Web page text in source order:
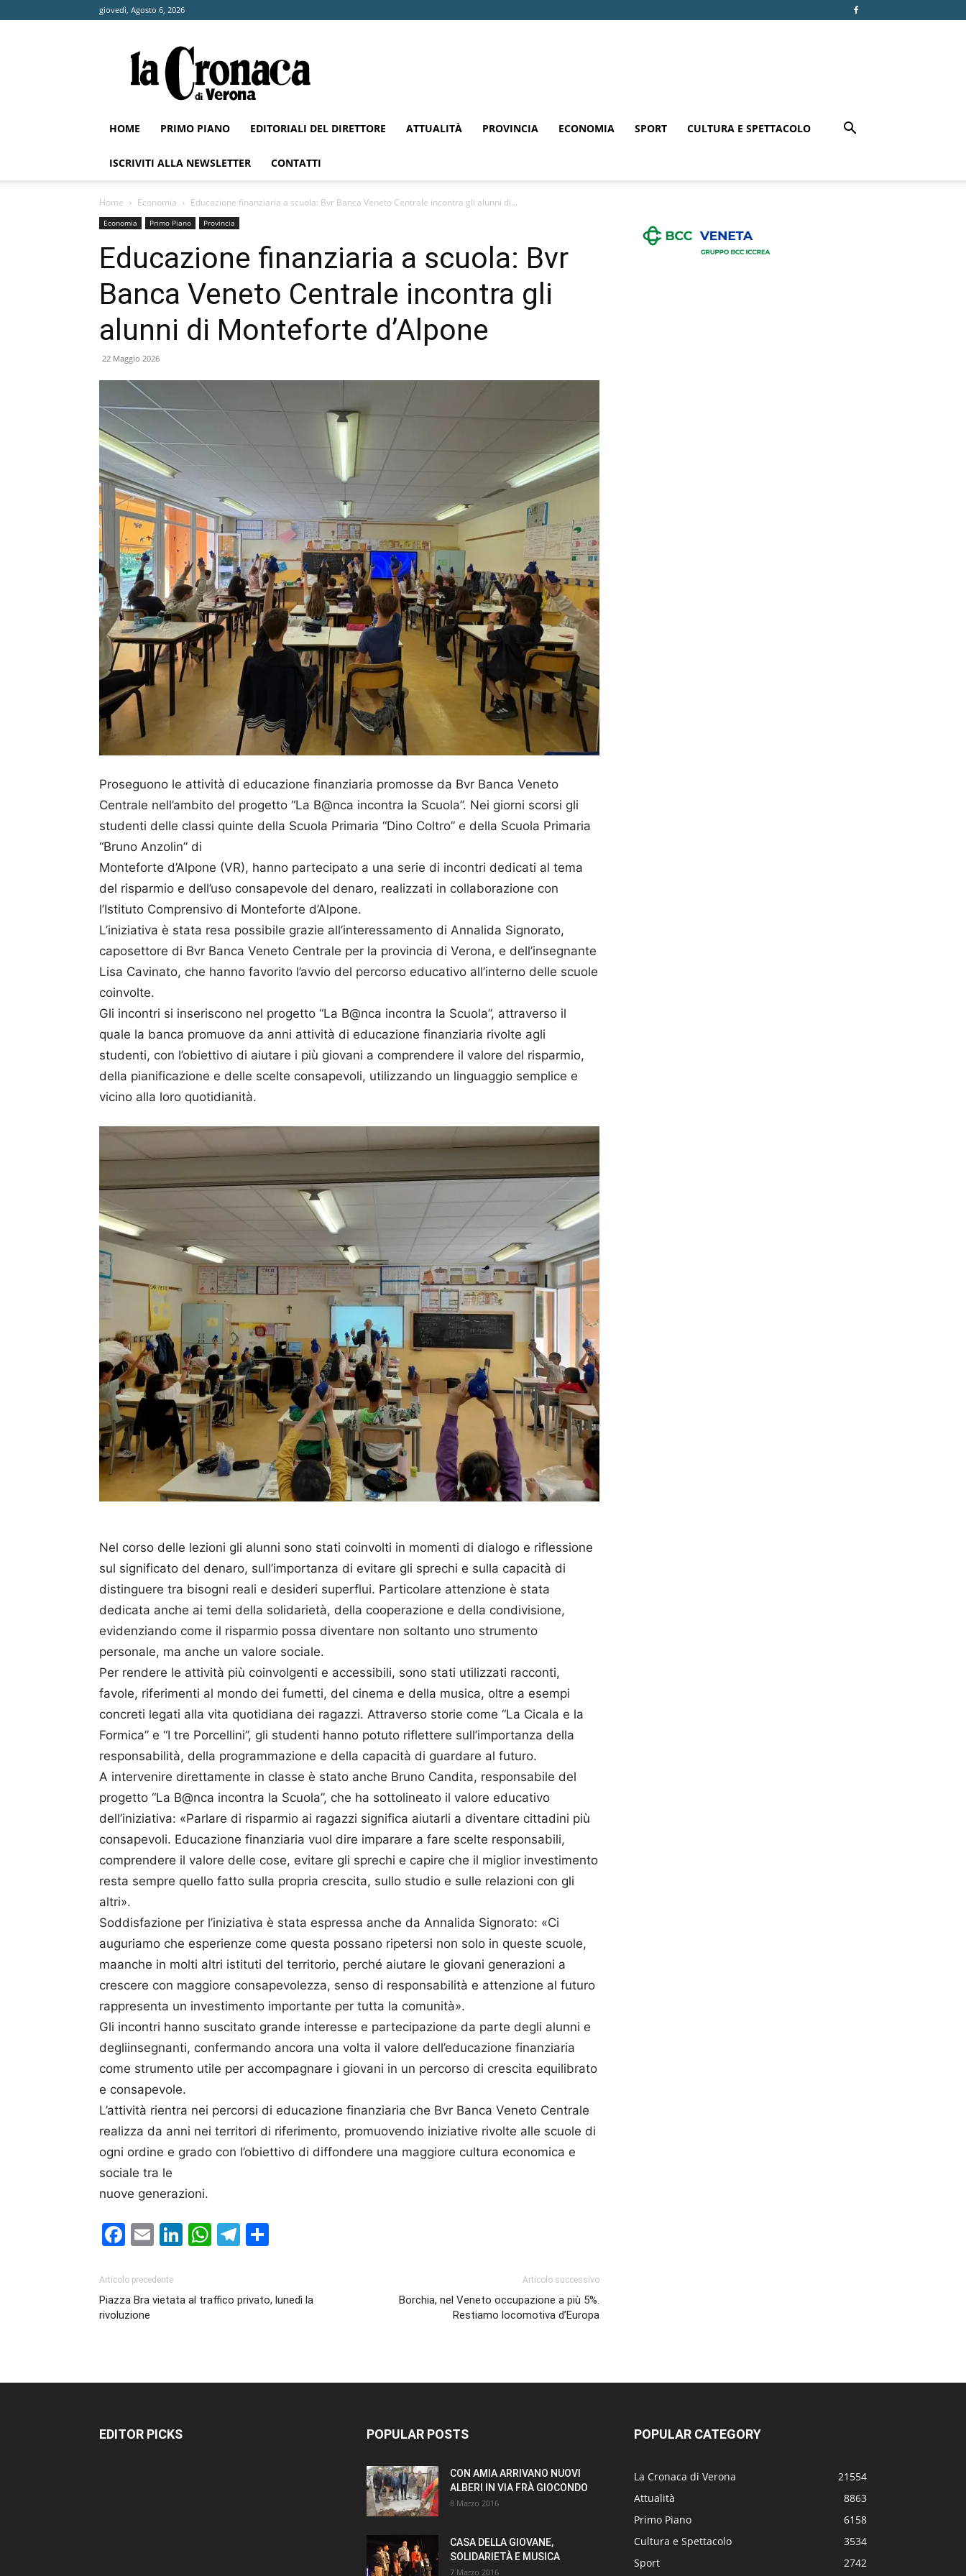
giovedì, Agosto 6, 2026
Cronaca
di
Verona
HOME PRIMO PIANO EDITORIALI DEL DIRETTORE ATTUALITÀ PROVINCIA ECONOMIA SPORT CULTURA E SPETTACOLO
ISCRIVITI ALLA NEWSLETTER CONTATTI
Home Economia Educazione finanziaria a scuola: Bvr Banca Veneto Centrale incontra gli alunni di...
Economia Primo Piano Provincia
Educazione finanziaria a scuola: Bvr
Banca Veneto Centrale incontra gli
alunni di Monteforte d’Alpone
22 Maggio 2026
Proseguono le attività di educazione finanziaria promosse da Bvr Banca Veneto
Centrale nell’ambito del progetto “La B@nca incontra la Scuola”. Nei giorni scorsi gli
studenti delle classi quinte della Scuola Primaria “Dino Coltro” e della Scuola Primaria
“Bruno Anzolin” di
Monteforte d’Alpone (VR), hanno partecipato a una serie di incontri dedicati al tema
del risparmio e dell’uso consapevole del denaro, realizzati in collaborazione con
l’Istituto Comprensivo di Monteforte d’Alpone.
L’iniziativa è stata resa possibile grazie all’interessamento di Annalida Signorato,
caposettore di Bvr Banca Veneto Centrale per la provincia di Verona, e dell’insegnante
Lisa Cavinato, che hanno favorito l’avvio del percorso educativo all’interno delle scuole
coinvolte.
Gli incontri si inseriscono nel progetto “La B@nca incontra la Scuola”, attraverso il
quale la banca promuove da anni attività di educazione finanziaria rivolte agli
studenti, con l’obiettivo di aiutare i più giovani a comprendere il valore del risparmio,
della pianificazione e delle scelte consapevoli, utilizzando un linguaggio semplice e
vicino alla loro quotidianità.
Nel corso delle lezioni gli alunni sono stati coinvolti in momenti di dialogo e riflessione
sul significato del denaro, sull’importanza di evitare gli sprechi e sulla capacità di
distinguere tra bisogni reali e desideri superflui. Particolare attenzione è stata
dedicata anche ai temi della solidarietà, della cooperazione e della condivisione,
evidenziando come il risparmio possa diventare non soltanto uno strumento
personale, ma anche un valore sociale.
Per rendere le attività più coinvolgenti e accessibili, sono stati utilizzati racconti,
favole, riferimenti al mondo dei fumetti, del cinema e della musica, oltre a esempi
concreti legati alla vita quotidiana dei ragazzi. Attraverso storie come “La Cicala e la
Formica” e “I tre Porcellini”, gli studenti hanno potuto riflettere sull’importanza della
responsabilità, della programmazione e della capacità di guardare al futuro.
A intervenire direttamente in classe è stato anche Bruno Candita, responsabile del
progetto “La B@nca incontra la Scuola”, che ha sottolineato il valore educativo
dell’iniziativa: «Parlare di risparmio ai ragazzi significa aiutarli a diventare cittadini più
consapevoli. Educazione finanziaria vuol dire imparare a fare scelte responsabili,
comprendere il valore delle cose, evitare gli sprechi e capire che il miglior investimento
resta sempre quello fatto sulla propria crescita, sullo studio e sulle relazioni con gli
altri».
Soddisfazione per l’iniziativa è stata espressa anche da Annalida Signorato: «Ci
auguriamo che esperienze come questa possano ripetersi non solo in queste scuole,
maanche in molti altri istituti del territorio, perché aiutare le giovani generazioni a
crescere con maggiore consapevolezza, senso di responsabilità e attenzione al futuro
rappresenta un investimento importante per tutta la comunità».
Gli incontri hanno suscitato grande interesse e partecipazione da parte degli alunni e
degliinsegnanti, confermando ancora una volta il valore dell’educazione finanziaria
come strumento utile per accompagnare i giovani in un percorso di crescita equilibrato
e consapevole.
L’attività rientra nei percorsi di educazione finanziaria che Bvr Banca Veneto Centrale
realizza da anni nei territori di riferimento, promuovendo iniziative rivolte alle scuole di
ogni ordine e grado con l’obiettivo di diffondere una maggiore cultura economica e
sociale tra le
nuove generazioni.
Facebook
EmailLinkedIn
WhatsApp
Telegram
Articolo precedente
Piazza Bra vietata al traffico privato, lunedì la
rivoluzione
Articolo successivo
Borchia, nel Veneto occupazione a più 5%.
Restiamo locomotiva d’Europa
EDITOR PICKS POPULAR POSTS
CON AMIA ARRIVANO NUOVI
ALBERI IN VIA FRÀ GIOCONDO
8 Marzo 2016
CASA DELLA GIOVANE,
SOLIDARIETÀ E MUSICA
7 Marzo 2016
POPULAR CATEGORY
La Cronaca di Verona
21554
Attualità
8863
Primo Piano
6158
Cultura e Spettacolo
3534
Sport
2742